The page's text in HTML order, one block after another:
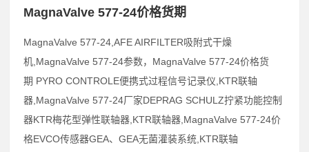
MagnaValve 577-24价格货期
MagnaValve 577-24,AFE AIRFILTER吸附式干燥
机,MagnaValve 577-24参数，MagnaValve 577-24价格货
期 PYRO CONTROLE便携式过程信号记录仪,KTR联轴
器,MagnaValve 577-24厂家DEPRAG SCHULZ拧紧功能控制
器KTR梅花型弹性联轴器,KTR联轴器,MagnaValve 577-24价
格EVCO传感器GEA、GEA无菌灌装系统,KTR联轴